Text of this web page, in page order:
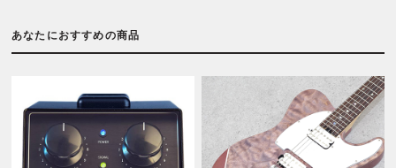
あなたにおすすめの商品